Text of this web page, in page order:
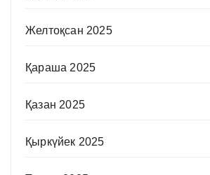
Желтоқсан 2025
Қараша 2025
Қазан 2025
Қыркүйек 2025